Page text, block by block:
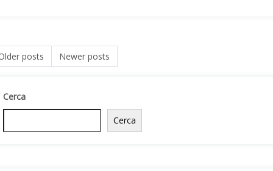
navigation
posts Newer posts
Cerca
Cerca